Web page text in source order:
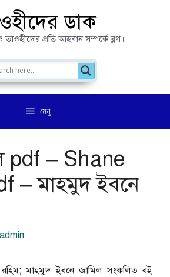
ডাক
তাওহীদের প্রতি আহবান সম্পর্কে ব্লগ।
মেনু
pdf – Shane
– মাহমুদ ইবনে
admin
রহিম; মাহমুদ ইবনে জামিল সংকলিত বই